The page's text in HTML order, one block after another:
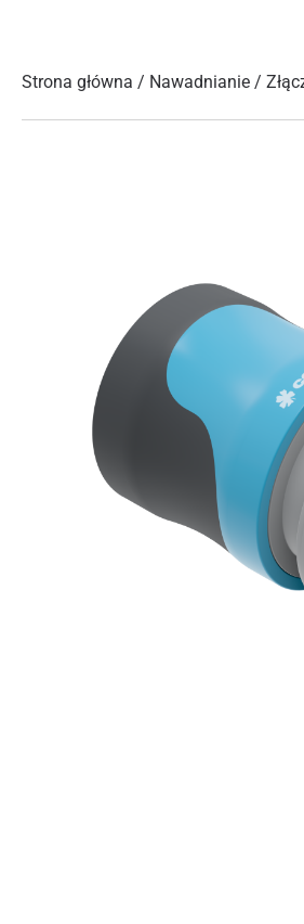
Strona główna / Nawadnianie /